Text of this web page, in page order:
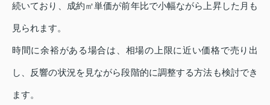
続いており、成約㎡単価が前年比で小幅ながら上昇した月も
見られます。
時間に余裕がある場合は、相場の上限に近い価格で売り出
し、反響の状況を見ながら段階的に調整する方法も検討でき
ます。